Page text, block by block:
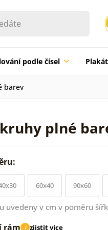
podle čísel
barev
plné
60x40 90x60
uvedeny v cm v poměru
rám i zjistit více